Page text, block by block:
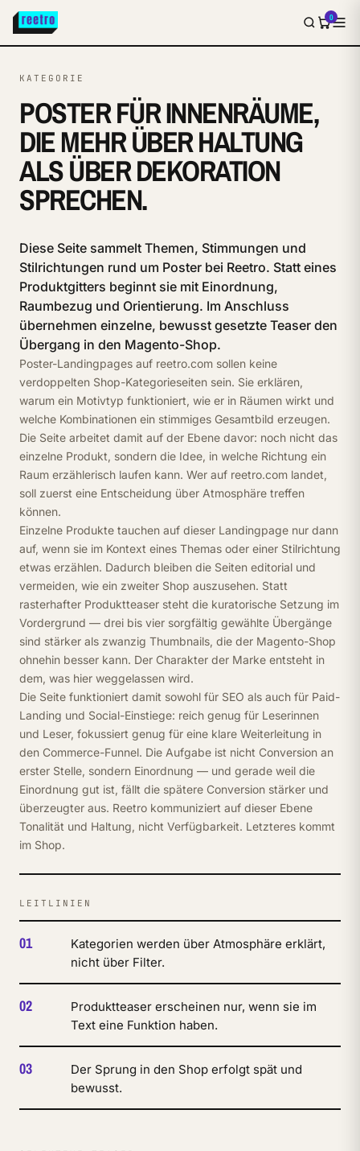
0
KATEGORIE
POSTER FÜR INNENRÄUME,
DIE MEHR ÜBER HALTUNG
ALS ÜBER DEKORATION
SPRECHEN.
Diese Seite sammelt Themen, Stimmungen und
Stilrichtungen rund um Poster bei Reetro. Statt eines
Produktgitters beginnt sie mit Einordnung,
Raumbezug und Orientierung. Im Anschluss
übernehmen einzelne, bewusst gesetzte Teaser den
Übergang in den Magento-Shop.
Poster-Landingpages auf reetro.com sollen keine
verdoppelten Shop-Kategorieseiten sein. Sie erklären,
warum ein Motivtyp funktioniert, wie er in Räumen wirkt und
welche Kombinationen ein stimmiges Gesamtbild erzeugen.
Die Seite arbeitet damit auf der Ebene davor: noch nicht das
einzelne Produkt, sondern die Idee, in welche Richtung ein
Raum erzählerisch laufen kann. Wer auf reetro.com landet,
soll zuerst eine Entscheidung über Atmosphäre treffen
können.
Einzelne Produkte tauchen auf dieser Landingpage nur dann
auf, wenn sie im Kontext eines Themas oder einer Stilrichtung
etwas erzählen. Dadurch bleiben die Seiten editorial und
vermeiden, wie ein zweiter Shop auszusehen. Statt
rasterhafter Produktteaser steht die kuratorische Setzung im
Vordergrund — drei bis vier sorgfältig gewählte Übergänge
sind stärker als zwanzig Thumbnails, die der Magento-Shop
ohnehin besser kann. Der Charakter der Marke entsteht in
dem, was hier weggelassen wird.
Die Seite funktioniert damit sowohl für SEO als auch für Paid-
Landing und Social-Einstiege: reich genug für Leserinnen
und Leser, fokussiert genug für eine klare Weiterleitung in
den Commerce-Funnel. Die Aufgabe ist nicht Conversion an
erster Stelle, sondern Einordnung — und gerade weil die
Einordnung gut ist, fällt die spätere Conversion stärker und
überzeugter aus. Reetro kommuniziert auf dieser Ebene
Tonalität und Haltung, nicht Verfügbarkeit. Letzteres kommt
im Shop.
LEITLINIEN
01
Kategorien werden über Atmosphäre erklärt,
nicht über Filter.
02
Produktteaser erscheinen nur, wenn sie im
Text eine Funktion haben.
03
Der Sprung in den Shop erfolgt spät und
bewusst.